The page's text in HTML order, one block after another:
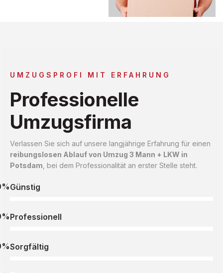
UMZUGSPROFI MIT ERFAHRUNG
Professionelle
Umzugsfirma
Verlassen Sie sich auf unsere langjährige Erfahrung für einen
reibungslosen Ablauf von Umzug 3 Mann + LKW in
Potsdam , bei dem Professionalität an erster Stelle steht.
Günstig
Professionell
Sorgfältig